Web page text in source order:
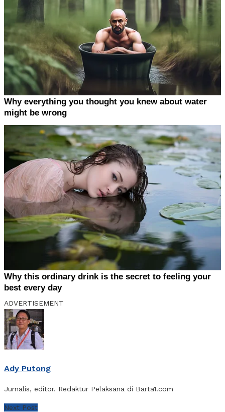
ADVERTISEMENT
Ady Putong
Jurnalis, editor. Redaktur Pelaksana di Barta1.com
Next Post